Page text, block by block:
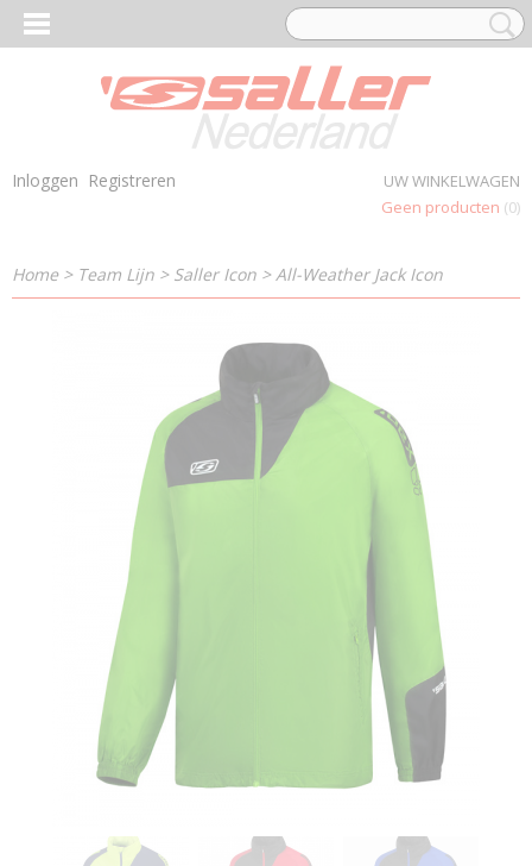
Inloggen Registreren
UW WINKELWAGEN
Geen producten (0)
Home> Team Lijn > Saller Icon > All-Weather Jack Icon